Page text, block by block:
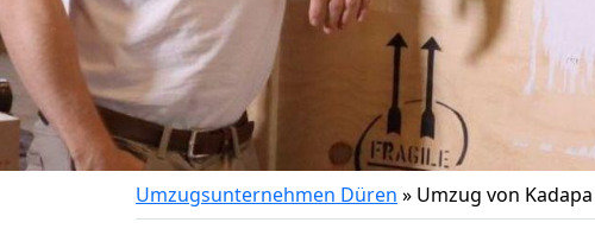
Umzugsunternehmen Düren » Umzug von